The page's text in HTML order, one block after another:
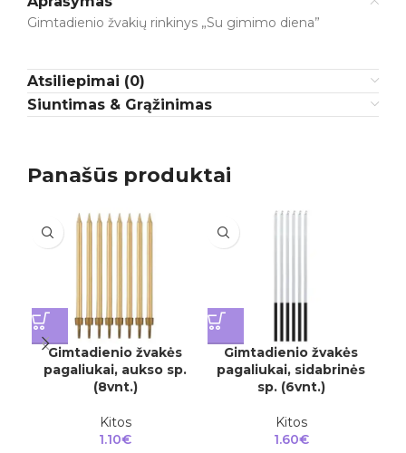
Gimtadienio žvakių rinkinys „Su gimimo diena”
Atsiliepimai (0)
Siuntimas & Grąžinimas
Panašūs produktai
Gimtadienio žvakės
pagaliukai, aukso sp.
(8vnt.)
Kitos
1.10€
Gimtadienio žvakės
pagaliukai, sidabrinės
sp. (6vnt.)
Kitos
1.60€